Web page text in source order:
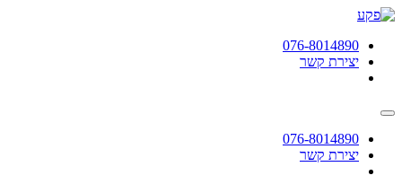
תחילתו
אינטרנט,
לחץ
כדי
לאזור
תוכן
מרכזי
076-8014890
יצירת קשר
076-8014890
יצירת קשר